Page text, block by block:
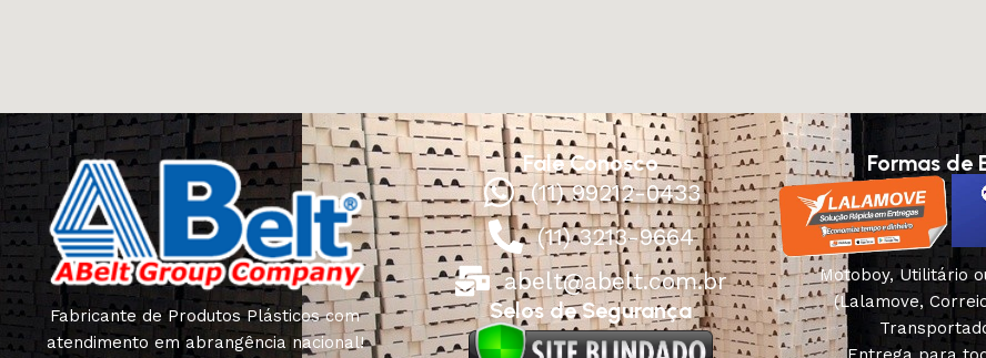
Fabricante de Produtos Plásticos com
atendimento em abrangência nacional!
Fale Conosco
(11) 99212-0433
(11) 3213-9664
abelt@abelt.com.br
Selos de Segurança
Formas de
Motoboy, Utilitário
(Lalamove,